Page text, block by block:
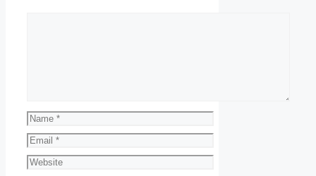
Name
Email
Website